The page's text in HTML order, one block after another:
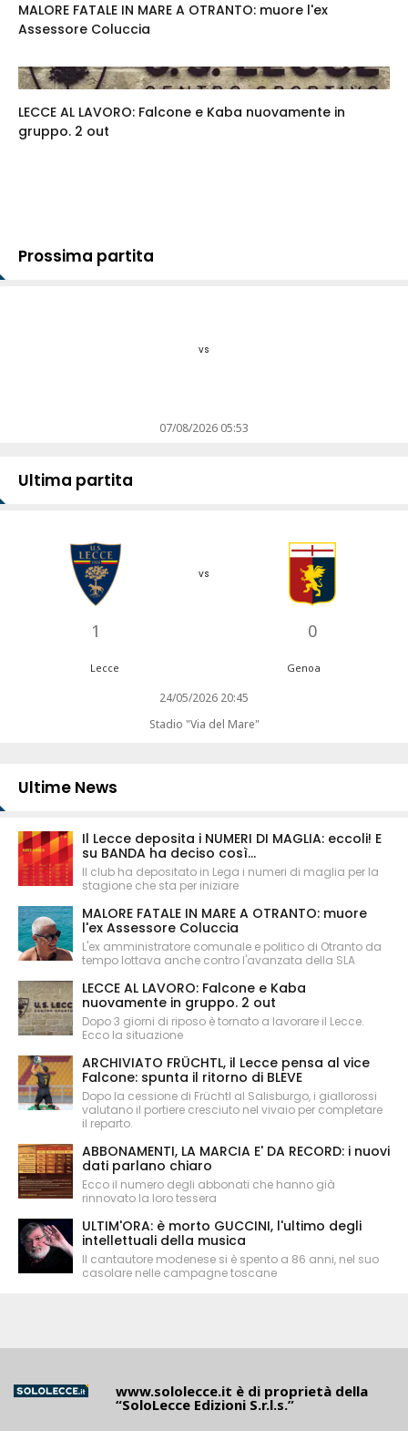
MALORE FATALE IN MARE A OTRANTO: muore l'ex
Assessore Coluccia
LECCE AL LAVORO: Falcone e Kaba nuovamente in
gruppo. 2 out
Prossima partita
vs
07/08/2026 05:53
Ultima partita
1
vs
0
Lecce Genoa
24/05/2026 20:45
Stadio "Via del Mare"
Ultime News
Il Lecce deposita i NUMERI DI MAGLIA: eccoli! E
su BANDA ha deciso così...
Il club ha depositato in Lega i numeri di maglia per la
stagione che sta per iniziare
MALORE FATALE IN MARE A OTRANTO: muore
l'ex Assessore Coluccia
L'ex amministratore comunale e politico di Otranto da
tempo lottava anche contro l'avanzata della SLA
LECCE AL LAVORO: Falcone e Kaba
nuovamente in gruppo. 2 out
Dopo 3 giorni di riposo è tornato a lavorare il Lecce.
Ecco la situazione
ARCHIVIATO FRÜCHTL, il Lecce pensa al vice
Falcone: spunta il ritorno di BLEVE
Dopo la cessione di Früchtl al Salisburgo, i giallorossi
valutano il portiere cresciuto nel vivaio per completare
il reparto.
ABBONAMENTI, LA MARCIA E' DA RECORD: i nuovi
dati parlano chiaro
Ecco il numero degli abbonati che hanno già
rinnovato la loro tessera
ULTIM'ORA: è morto GUCCINI, l'ultimo degli
intellettuali della musica
Il cantautore modenese si è spento a 86 anni, nel suo
casolare nelle campagne toscane
www.sololecce.it è di proprietà della
“SoloLecce Edizioni S.r.l.s.”